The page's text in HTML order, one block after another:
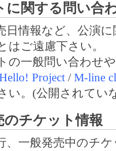
に関する問い合
日情報など、公演
はご遠慮下さい。
の一般問い合わせ
Project /M-line
い。(公開されてい
のチケット情報
、一般発売中のチ